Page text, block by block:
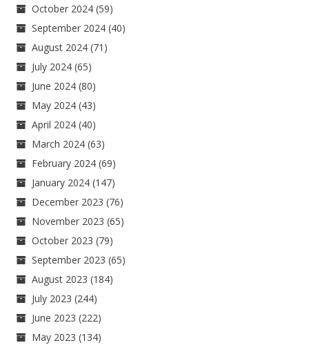
October 2024 (59)
September 2024 (40)
August 2024 (71)
July 2024 (65)
June 2024 (80)
May 2024 (43)
April 2024 (40)
March 2024 (63)
February 2024 (69)
January 2024 (147)
December 2023 (76)
November 2023 (65)
October 2023 (79)
September 2023 (65)
August 2023 (184)
July 2023 (244)
June 2023 (222)
May 2023 (134)